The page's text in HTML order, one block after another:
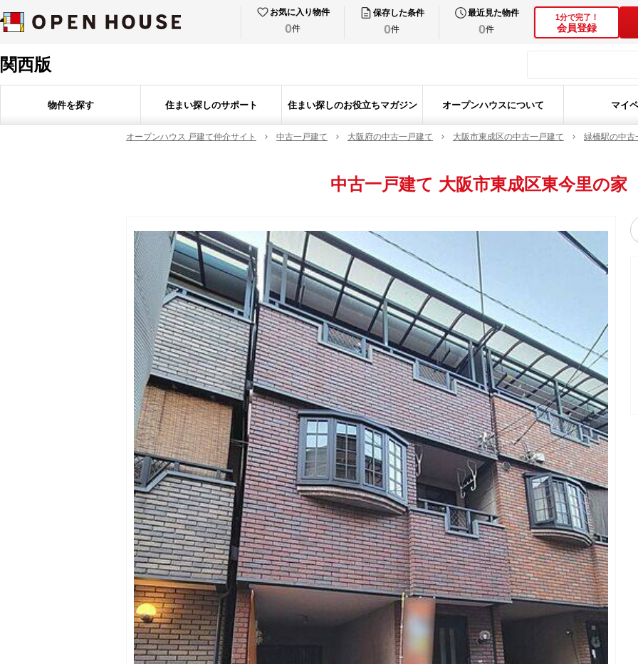
お気に入り物件
0件
保存した条件
0件
最近見た物件
0件
1分で完了！
会員登録
関西版
物件を探す 住まい探しのサポート 住まい探しのお役立ちマガジン オープンハウスについて マイ
オープンハウス 戸建て仲介サイト 中古一戸建て 大阪府の中古一戸建て 大阪市東成区の中古一戸建て 緑橋駅の中古
中古一戸建て 大阪市東成区東今里の家